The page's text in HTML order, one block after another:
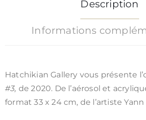
Description
Informations
Hatchikian Gallery vous présente
#3, de 2020. De l’aérosol et
format 33 x 24 cm, de l’artiste Yann